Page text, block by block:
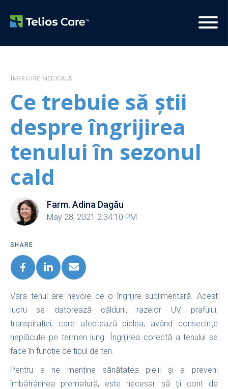
ÎNGRIJIRE MEDICALĂ
Ce trebuie să știi
despre îngrijirea
tenului în sezonul
cald
Farm. Adina Dagău
May 28, 2021 2:34:10 PM
SHARE
Vara tenul are nevoie de o îngrijire suplimentară. Acest
lucru se datorează căldurii, razelor UV, prafului,
transpirației, care afectează pielea, având consecințe
neplăcute pe termen lung. Îngrijirea corectă a tenului se
face în funcție de tipul de ten.
Pentru a ne menține sănătatea pielii și a preveni
îmbătrânirea prematură, este necesar să ții cont de